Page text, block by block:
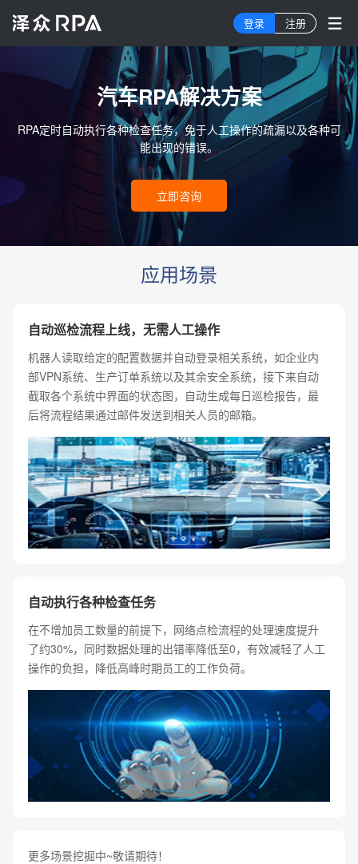
登录 注册
汽车RPA解决方案
RPA定时自动执行各种检查任务，免于人工操作的疏漏以及各种可
能出现的错误。
立即咨询
应用场景
自动巡检流程上线，无需人工操作
机器人读取给定的配置数据并自动登录相关系统，如企业内
部VPN系统、生产订单系统以及其余安全系统，接下来自动
截取各个系统中界面的状态图，自动生成每日巡检报告，最
后将流程结果通过邮件发送到相关人员的邮箱。
自动执行各种检查任务
在不增加员工数量的前提下，网络点检流程的处理速度提升
了约30%，同时数据处理的出错率降低至0，有效减轻了人工
操作的负担，降低高峰时期员工的工作负荷。
更多场景挖掘中~敬请期待！